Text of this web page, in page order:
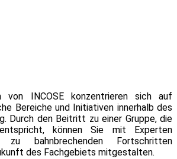
von INCOSE konzentrieren sich auf
Bereiche und Initiativen innerhalb des
Durch den Beitritt zu einer Gruppe, die
können Sie mit Experten
zu bahnbrechenden Fortschritten
des Fachgebiets mitgestalten.